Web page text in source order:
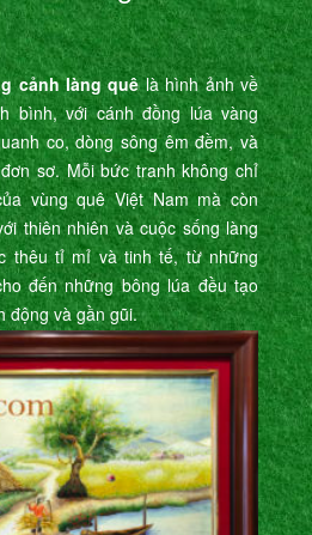
cảnh làng quêlà hình ảnh về
bình, với cánh đồng lúa vàng
co, dòng sông êm đềm, và
sơ. Mỗi bức tranh không chỉ
vùng quê Việt Nam mà còn
thiên nhiên và cuộc sống làng
thêu tỉ mỉ và tinh tế, từ những
đến những bông lúa đều tạo
động và gần gũi.